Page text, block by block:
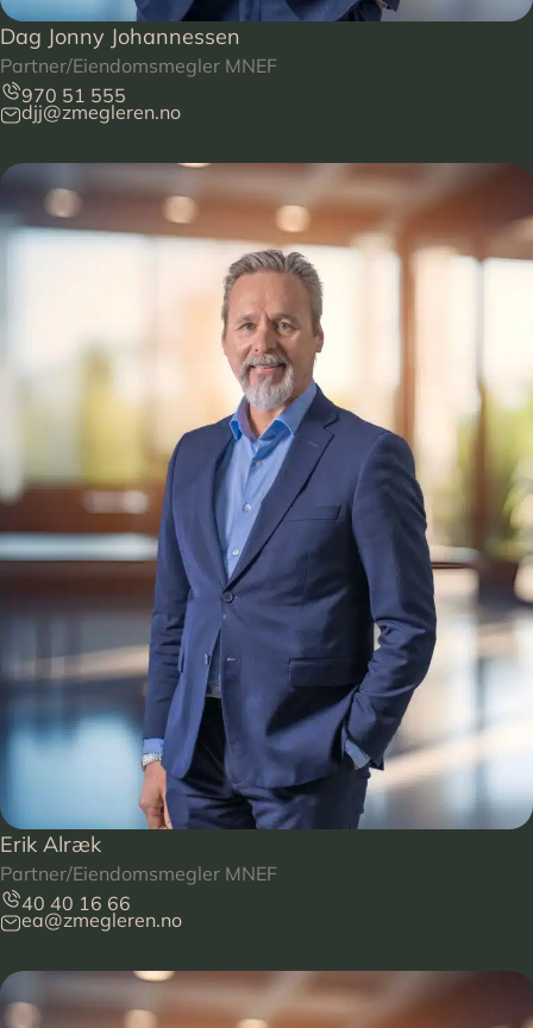
Dag Jonny Johannessen
Partner/Eiendomsmegler MNEF
970 51 555
djj@zmegleren.no
Erik Alræk
Partner/Eiendomsmegler MNEF
40 40 16 66
ea@zmegleren.no